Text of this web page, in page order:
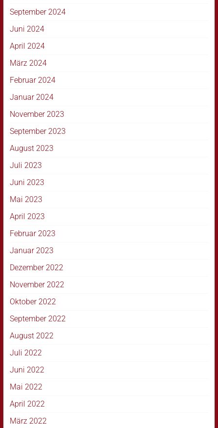
September 2024
Juni 2024
April 2024
März 2024
Februar 2024
Januar 2024
November 2023
September 2023
August 2023
Juli 2023
Juni 2023
Mai 2023
April 2023
Februar 2023
Januar 2023
Dezember 2022
November 2022
Oktober 2022
September 2022
August 2022
Juli 2022
Juni 2022
Mai 2022
April 2022
März 2022